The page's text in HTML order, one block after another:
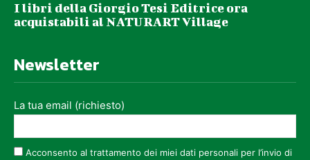
I libri della Giorgio Tesi Editrice ora
acquistabili al NATURART Village
Newsletter
La tua email (richiesto)
Acconsento al trattamento dei miei dati personali per l’invio di